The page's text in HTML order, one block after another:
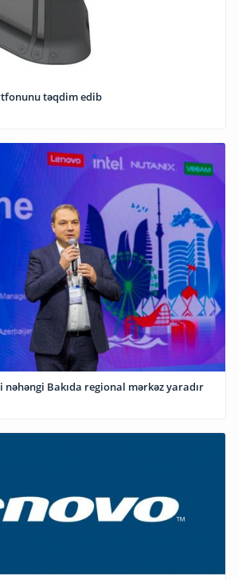
təqdim edib
Bakıda regional mərkəz yaradır